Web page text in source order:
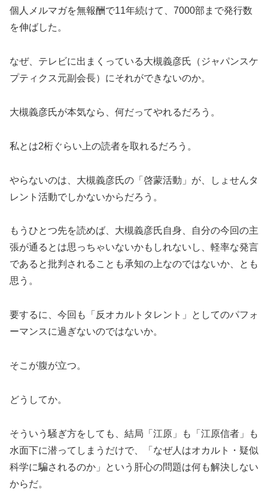
個人メルマガを無報酬で11年続けて、7000部まで発行数
を伸ばした。
なぜ、テレビに出まくっている大槻義彦氏（ジャパンスケ
プティクス元副会長）にそれができないのか。
大槻義彦氏が本気なら、何だってやれるだろう。
私とは2桁ぐらい上の読者を取れるだろう。
やらないのは、大槻義彦氏の「啓蒙活動」が、しょせんタ
レント活動でしかないからだろう。
もうひとつ先を読めば、大槻義彦氏自身、自分の今回の主
張が通るとは思っちゃいないかもしれないし、軽率な発言
であると批判されることも承知の上なのではないか、とも
思う。
要するに、今回も「反オカルトタレント」としてのパフォ
ーマンスに過ぎないのではないか。
そこが腹が立つ。
どうしてか。
そういう騒ぎ方をしても、結局「江原」も「江原信者」も
水面下に潜ってしまうだけで、「なぜ人はオカルト・疑似
科学に騙されるのか」という肝心の問題は何も解決しない
からだ。